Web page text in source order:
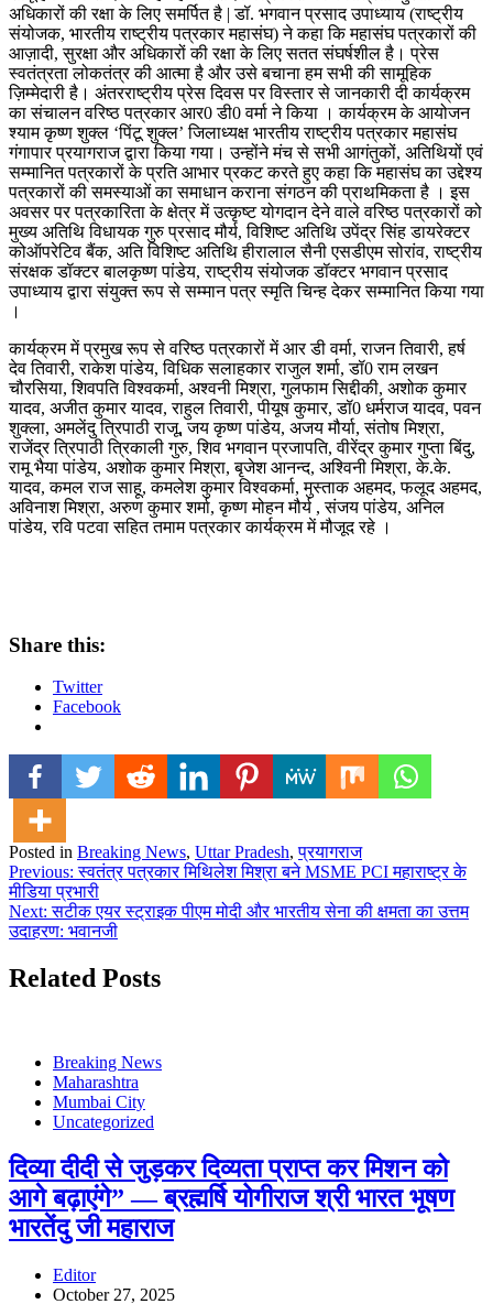
अधिकारों की रक्षा के लिए समर्पित है | डॉ. भगवान प्रसाद उपाध्याय (राष्ट्रीय
संयोजक, भारतीय राष्ट्रीय पत्रकार महासंघ) ने कहा कि महासंघ पत्रकारों की
आज़ादी, सुरक्षा और अधिकारों की रक्षा के लिए सतत संघर्षशील है। प्रेस
स्वतंत्रता लोकतंत्र की आत्मा है और उसे बचाना हम सभी की सामूहिक
ज़िम्मेदारी है। अंतरराष्ट्रीय प्रेस दिवस पर विस्तार से जानकारी दी कार्यक्रम
का संचालन वरिष्ठ पत्रकार आर0 डी0 वर्मा ने किया । कार्यक्रम के आयोजन
श्याम कृष्ण शुक्ल ‘पिंटू शुक्ल’ जिलाध्यक्ष भारतीय राष्ट्रीय पत्रकार महासंघ
गंगापार प्रयागराज द्वारा किया गया। उन्होंने मंच से सभी आगंतुकों, अतिथियों एवं
सम्मानित पत्रकारों के प्रति आभार प्रकट करते हुए कहा कि महासंघ का उद्देश्य
पत्रकारों की समस्याओं का समाधान कराना संगठन की प्राथमिकता है । इस
अवसर पर पत्रकारिता के क्षेत्र में उत्कृष्ट योगदान देने वाले वरिष्ठ पत्रकारों को
मुख्य अतिथि विधायक गुरु प्रसाद मौर्य, विशिष्ट अतिथि उपेंद्र सिंह डायरेक्टर
कोऑपरेटिव बैंक, अति विशिष्ट अतिथि हीरालाल सैनी एसडीएम सोरांव, राष्ट्रीय
संरक्षक डॉक्टर बालकृष्ण पांडेय, राष्ट्रीय संयोजक डॉक्टर भगवान प्रसाद
उपाध्याय द्वारा संयुक्त रूप से सम्मान पत्र स्मृति चिन्ह देकर सम्मानित किया गया
।
कार्यक्रम में प्रमुख रूप से वरिष्ठ पत्रकारों में आर डी वर्मा, राजन तिवारी, हर्ष
देव तिवारी, राकेश पांडेय, विधिक सलाहकार राजुल शर्मा, डॉ0 राम लखन
चौरसिया, शिवपति विश्वकर्मा, अश्वनी मिश्रा, गुलफाम सिद्दीकी, अशोक कुमार
यादव, अजीत कुमार यादव, राहुल तिवारी, पीयूष कुमार, डॉ0 धर्मराज यादव, पवन
शुक्ला, अमलेंदु त्रिपाठी राजू, जय कृष्ण पांडेय, अजय मौर्या, संतोष मिश्रा,
राजेंद्र त्रिपाठी त्रिकाली गुरु, शिव भगवान प्रजापति, वीरेंद्र कुमार गुप्ता बिंदु,
रामू भैया पांडेय, अशोक कुमार मिश्रा, बृजेश आनन्द, अश्विनी मिश्रा, के.के.
यादव, कमल राज साहू, कमलेश कुमार विश्वकर्मा, मुस्ताक अहमद, फलूद अहमद,
अविनाश मिश्रा, अरुण कुमार शर्मा, कृष्ण मोहन मौर्य , संजय पांडेय, अनिल
पांडेय, रवि पटवा सहित तमाम पत्रकार कार्यक्रम में मौजूद रहे ।
Share this:
Twitter
Facebook
Posted in Breaking News, Uttar Pradesh,प्रयागराज
Post
navigation
Previous: स्वतंत्र पत्रकार मिथिलेश मिश्रा बने MSME PCI महाराष्ट्र के
मीडिया प्रभारी
Next: सटीक एयर स्ट्राइक पीएम मोदी और भारतीय सेना की क्षमता का उत्तम
उदाहरण: भवानजी
Related Posts
Breaking News
Maharashtra
Mumbai City
Uncategorized
दिव्या दीदी से जुड़कर दिव्यता प्राप्त कर मिशन को
आगे बढ़ाएंगे” — ब्रह्मर्षि योगीराज श्री भारत भूषण
भारतेंदु जी महाराज
Editor
October 27, 2025